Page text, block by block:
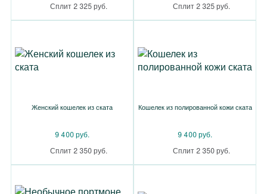
Сплит 2 325 руб.
Сплит 2 325 руб.
Женский кошелек из ската
9 400 руб.
Сплит 2 350 руб.
Кошелек из полированной кожи ската
9 400 руб.
Сплит 2 350 руб.